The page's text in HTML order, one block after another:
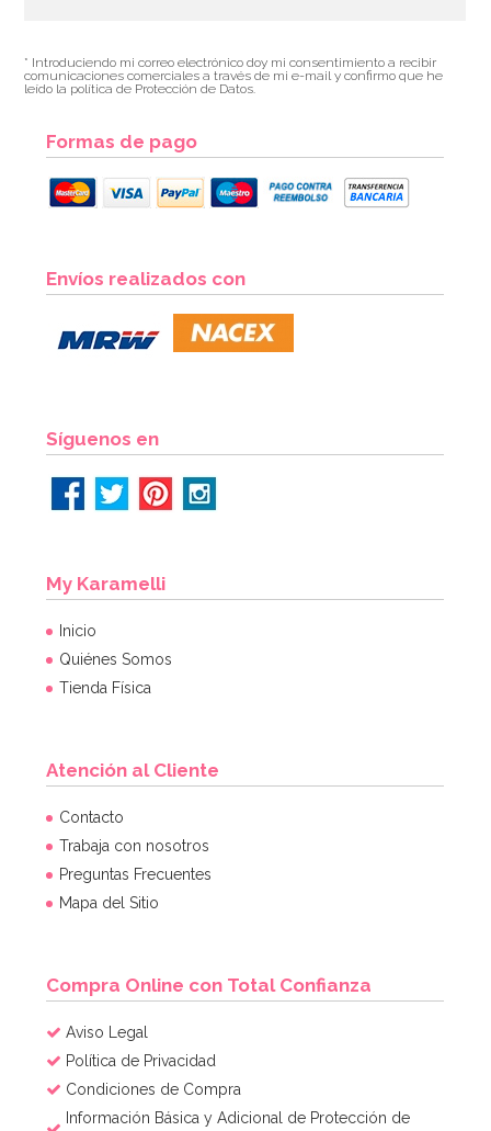
* Introduciendo mi correo electrónico doy mi consentimiento a recibir
comunicaciones comerciales a través de mi e-mail y confirmo que he
leído la política de Protección de Datos.
Formas de pago
Envíos realizados con
Síguenos en
My Karamelli
Inicio
Quiénes Somos
Tienda Física
Atención al Cliente
Contacto
Trabaja con nosotros
Preguntas Frecuentes
Mapa del Sitio
Compra Online con Total Confianza
Aviso Legal
Política de Privacidad
Condiciones de Compra
Información Básica y Adicional de Protección de